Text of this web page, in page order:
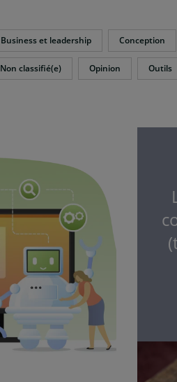
Business et leadership Conception
Non classifié(e) Opinion Outils